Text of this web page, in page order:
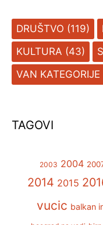
DRUŠTVO (119)
KULTURA (43)
VAN KATEGORIJE
TAGOVI
2003 2004
2014 2015
vucic balkan